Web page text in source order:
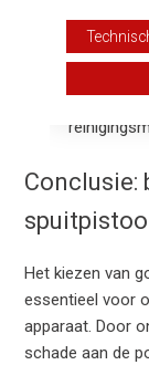
Zeef verf
Reinig het
Conclusie:
Het kiezen van
essentieel voor
apparaat. Door
schade aan de